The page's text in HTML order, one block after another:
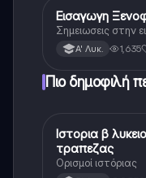
Αρχαία Ελληνικά
Εισαγωγη
Σημειωσεις στην
Α' Λυκ. 1,635
Πιο δημοφιλή
Ιστορία
Ιστορια β
τραπεζας
Ορισμοί ιστόριας